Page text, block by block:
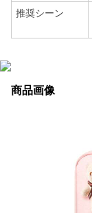
推奨シーン
商品画像